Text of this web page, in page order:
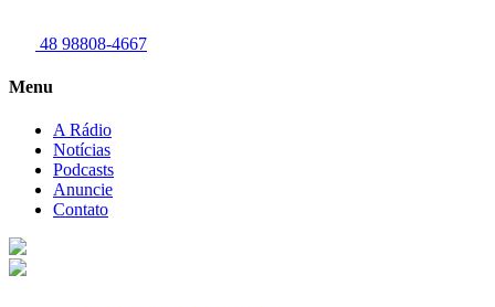
48 98808-4667
Menu
A Rádio
Notícias
Podcasts
Anuncie
Contato